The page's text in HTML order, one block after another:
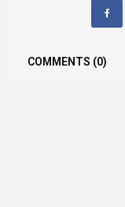
COMMENTS (0)